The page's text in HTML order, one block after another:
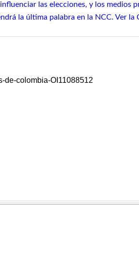
las elecciones, y los medios
la última palabra en la NCC. Ver la
de-colombia-OI11088512